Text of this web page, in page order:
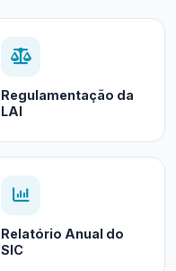
Regulamentação da
LAI
Relatório Anual do
SIC